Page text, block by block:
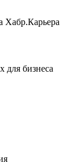
Хабр.Карьера
для бизнеса